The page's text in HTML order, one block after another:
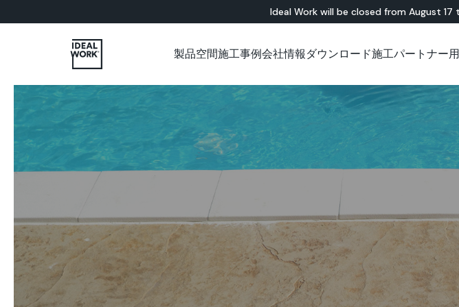
Ideal Work will be closed from August
製品
すべての製品
床材ソリューション
壁面ソリューション
セメント系
Rasico®
無機・樹脂ハイブリ
ッド
Purometallo
Acid-Stain
空間
インドア
バスルーム
リビングルーム
ベッドルーム
キッチン
レストラン
壁
階段
家具
施工事例会社情報
会社概要 ショールーム
ダウンロード
各種カタログについて
施工パートナー
施工パートナー用ショップ チュートリアル
ショールーム